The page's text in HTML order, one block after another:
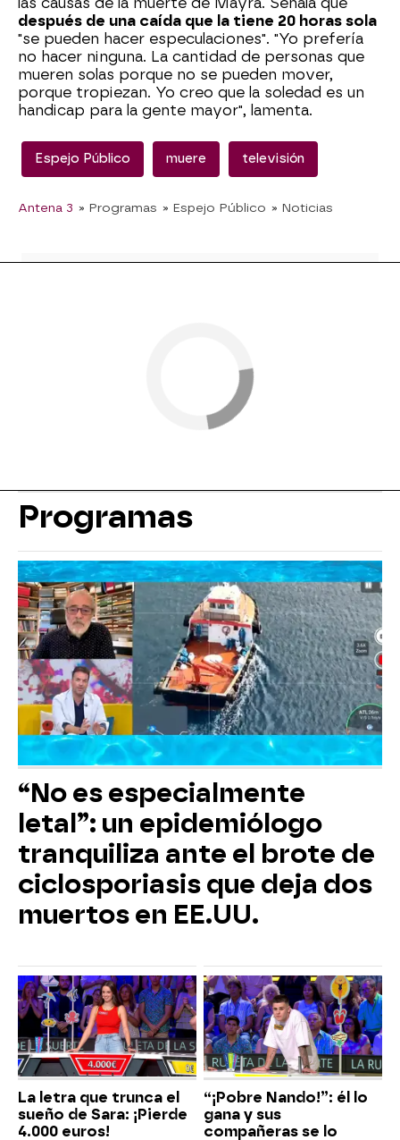
después de una caída que la tiene 20 horas sola
"se pueden hacer especulaciones". "Yo prefería
no hacer ninguna. La cantidad de personas que
mueren solas porque no se pueden mover,
porque tropiezan. Yo creo que la soledad es un
handicap para la gente mayor", lamenta.
Espejo Público muere televisión
Antena 3 » Programas » Espejo Público » Noticias
Programas
“No es especialmente
letal”: un epidemiólogo
tranquiliza ante el brote de
ciclosporiasis que deja dos
muertos en EE.UU.
La letra que trunca el
sueño de Sara: ¡Pierde
4.000 euros!
“¡Pobre Nando!”: él lo
gana y sus
compañeras se lo